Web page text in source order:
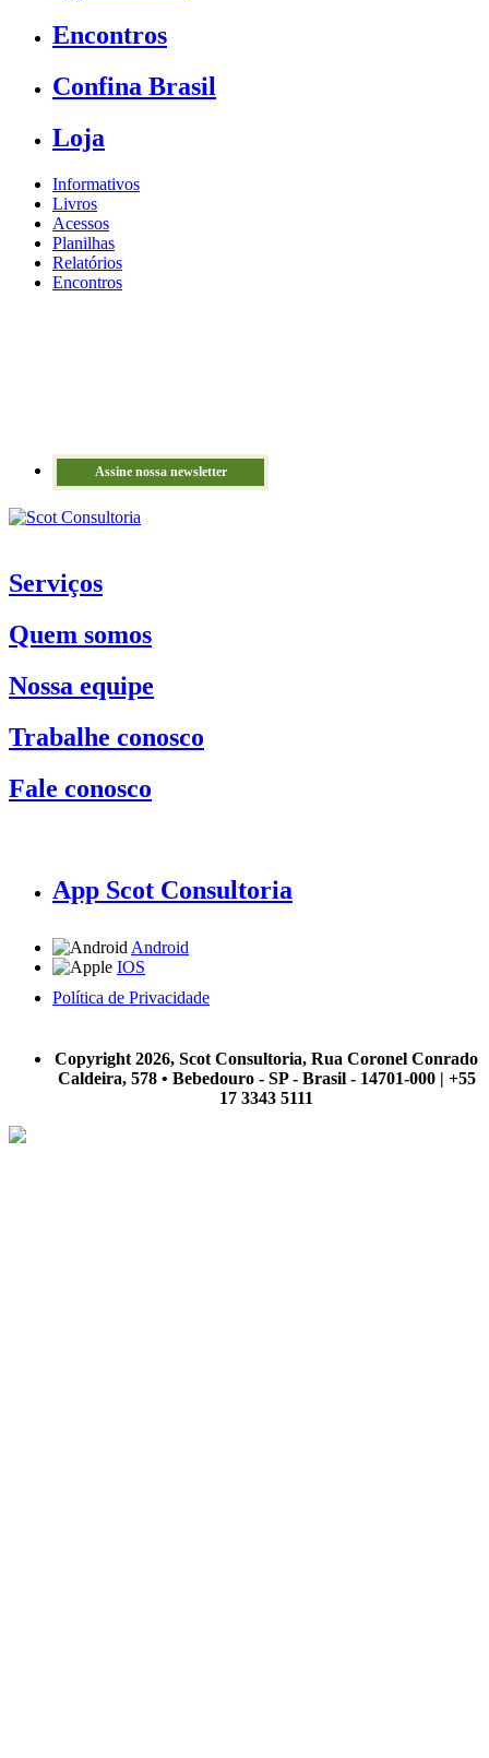
Encontros
Confina Brasil
Loja
Informativos
Livros
Acessos
Planilhas
Relatórios
Encontros
Assine nossa newsletter
Serviços
Quem somos
Nossa equipe
Trabalhe conosco
Fale conosco
App Scot Consultoria
Android
IOS
Política de Privacidade
Copyright 2026, Scot Consultoria, Rua Coronel Conrado
Caldeira, 578 • Bebedouro - SP - Brasil - 14701-000 | +55
17 3343 5111